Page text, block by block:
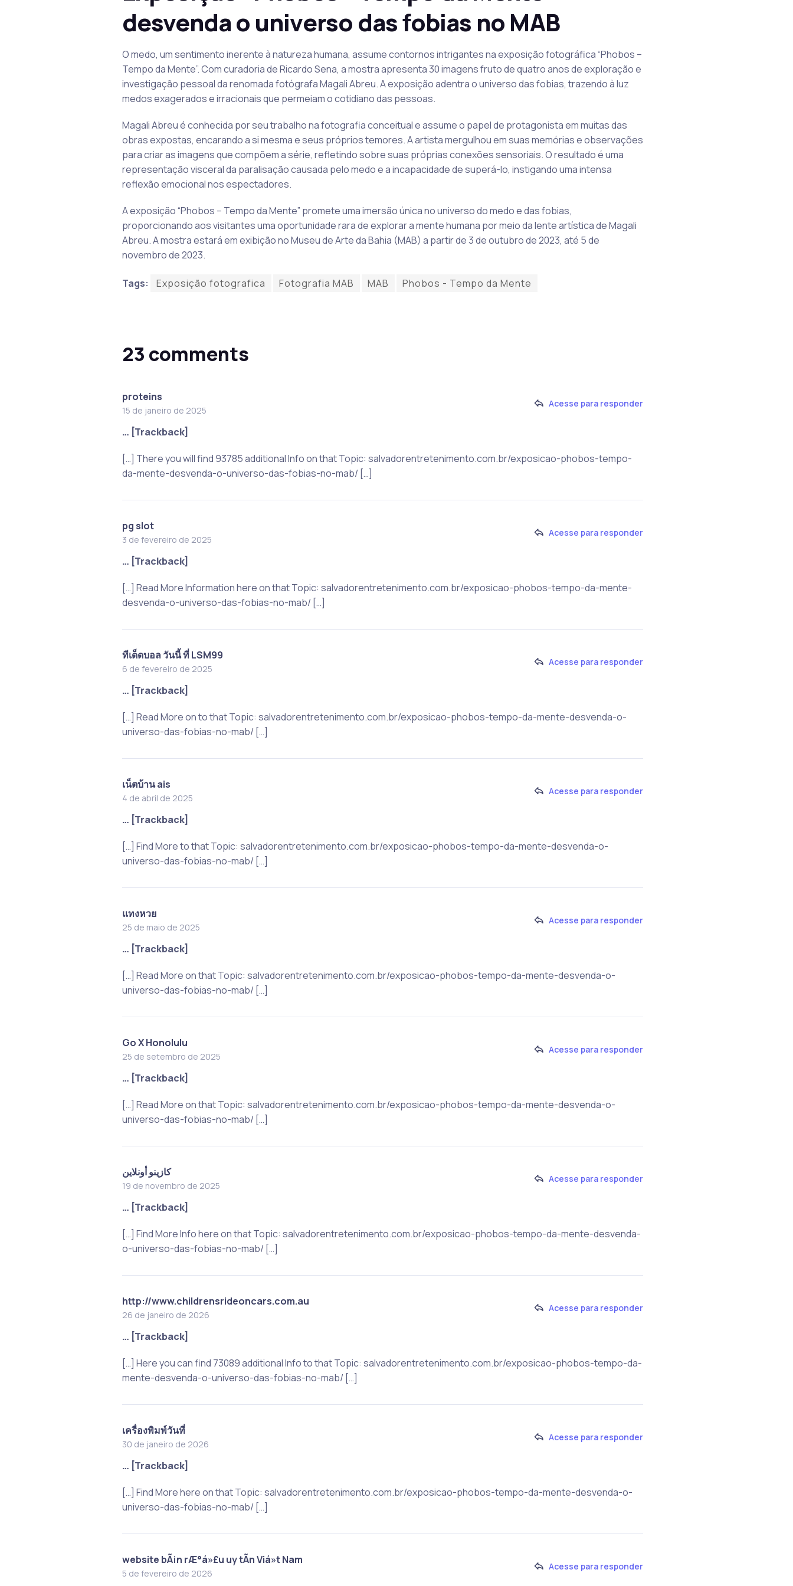
desvenda o universo das fobias no MAB
O medo, um sentimento inerente à natureza humana, assume contornos intrigantes na exposição fotográfica “Phobos –
Tempo da Mente”. Com curadoria de Ricardo Sena, a mostra apresenta 30 imagens fruto de quatro anos de exploração e
investigação pessoal da renomada fotógrafa Magali Abreu. A exposição adentra o universo das fobias, trazendo à luz
medos exagerados e irracionais que permeiam o cotidiano das pessoas.
Magali Abreu é conhecida por seu trabalho na fotografia conceitual e assume o papel de protagonista em muitas das
obras expostas, encarando a si mesma e seus próprios temores. A artista mergulhou em suas memórias e observações
para criar as imagens que compõem a série, refletindo sobre suas próprias conexões sensoriais. O resultado é uma
representação visceral da paralisação causada pelo medo e a incapacidade de superá-lo, instigando uma intensa
reflexão emocional nos espectadores.
A exposição “Phobos – Tempo da Mente” promete uma imersão única no universo do medo e das fobias,
proporcionando aos visitantes uma oportunidade rara de explorar a mente humana por meio da lente artística de Magali
Abreu. A mostra estará em exibição no Museu de Arte da Bahia (MAB) a partir de 3 de outubro de 2023, até 5 de
novembro de 2023.
Tags: Exposição fotografica Fotografia MAB MAB Phobos - Tempo da Mente
23 comments
proteins
15 de janeiro de 2025
Acesse para responder
… [Trackback]
[…] There you will find 93785 additional Info on that Topic: salvadorentretenimento.com.br/exposicao-phobos-tempo-
da-mente-desvenda-o-universo-das-fobias-no-mab/ […]
pg slot
3 de fevereiro de 2025
Acesse para responder
… [Trackback]
[…] Read More Information here on that Topic: salvadorentretenimento.com.br/exposicao-phobos-tempo-da-mente-
desvenda-o-universo-das-fobias-no-mab/ […]
ทีเด็ดบอล วันนี้ ที่ LSM99
6 de fevereiro de 2025
Acesse para responder
… [Trackback]
[…] Read More on to that Topic: salvadorentretenimento.com.br/exposicao-phobos-tempo-da-mente-desvenda-o-
universo-das-fobias-no-mab/ […]
เน็ตบ้าน ais
4 de abril de 2025
Acesse para responder
… [Trackback]
[…] Find More to that Topic: salvadorentretenimento.com.br/exposicao-phobos-tempo-da-mente-desvenda-o-
universo-das-fobias-no-mab/ […]
แทงหวย
25 de maio de 2025
Acesse para responder
… [Trackback]
[…] Read More on that Topic: salvadorentretenimento.com.br/exposicao-phobos-tempo-da-mente-desvenda-o-
universo-das-fobias-no-mab/ […]
Go X Honolulu
25 de setembro de 2025
Acesse para responder
… [Trackback]
[…] Read More on that Topic: salvadorentretenimento.com.br/exposicao-phobos-tempo-da-mente-desvenda-o-
universo-das-fobias-no-mab/ […]
كازينو أونلاين
19 de novembro de 2025
Acesse para responder
… [Trackback]
[…] Find More Info here on that Topic: salvadorentretenimento.com.br/exposicao-phobos-tempo-da-mente-desvenda-
o-universo-das-fobias-no-mab/ […]
http://www.childrensrideoncars.com.au
26 de janeiro de 2026
Acesse para responder
… [Trackback]
[…] Here you can find 73089 additional Info to that Topic: salvadorentretenimento.com.br/exposicao-phobos-tempo-da-
mente-desvenda-o-universo-das-fobias-no-mab/ […]
เครื่องพิมพ์วันที่
30 de janeiro de 2026
Acesse para responder
… [Trackback]
[…] Find More here on that Topic: salvadorentretenimento.com.br/exposicao-phobos-tempo-da-mente-desvenda-o-
universo-das-fobias-no-mab/ […]
website bÃ¡n rÆ°á»£u uy tÃ­n Viá»t Nam
5 de fevereiro de 2026
Acesse para responder